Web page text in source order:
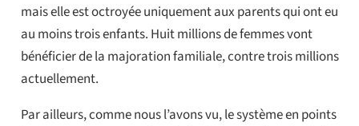
mais elle est octroyée uniquement aux parents qui ont eu
au moins trois enfants. Huit millions de femmes vont
bénéficier de la majoration familiale, contre trois millions
actuellement.
Par ailleurs, comme nous l’avons vu, le système en points